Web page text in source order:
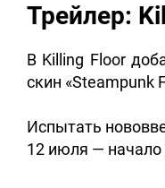
Трейлер:
В Killing Floor
скин «Steampunk
Испытать
12 июля —